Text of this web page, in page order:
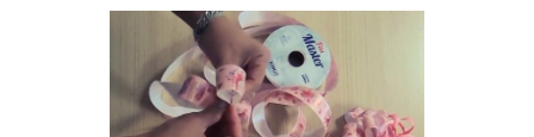
mais bonito e profissional em embalagens, cestas e
presentes.